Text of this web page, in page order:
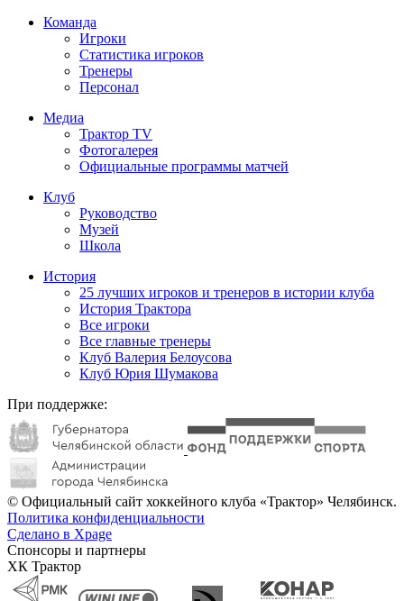
Команда
Игроки
Статистика игроков
Тренеры
Персонал
Медиа
Трактор TV
Фотогалерея
Официальные программы матчей
Клуб
Руководство
Музей
Школа
История
25 лучших игроков и тренеров в истории клуба
История Трактора
Все игроки
Все главные тренеры
Клуб Валерия Белоусова
Клуб Юрия Шумакова
При поддержке:
© Официальный сайт хоккейного клуба «Трактор» Челябинск.
Политика конфиденциальности
Сделано в Xpage
Спонсоры и партнеры
ХК Трактор